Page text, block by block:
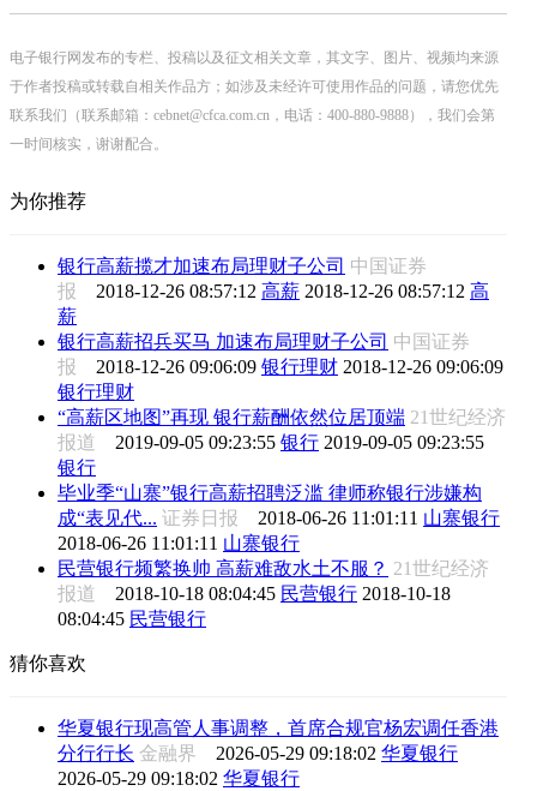
电子银行网发布的专栏、投稿以及征文相关文章，其文字、图片、视频均来源
于作者投稿或转载自相关作品方；如涉及未经许可使用作品的问题，请您优先
联系我们（联系邮箱：cebnet@cfca.com.cn，电话：400-880-9888），我们会第
一时间核实，谢谢配合。
为你推荐
银行高薪揽才加速布局理财子公司 中国证券
报 2018-12-26 08:57:12 高薪 2018-12-26 08:57:12 高
薪
银行高薪招兵买马 加速布局理财子公司 中国证券
报 2018-12-26 09:06:09 银行理财 2018-12-26 09:06:09
银行理财
“高薪区地图”再现 银行薪酬依然位居顶端 21世纪经济
报道 2019-09-05 09:23:55 银行 2019-09-05 09:23:55
银行
毕业季“山寨”银行高薪招聘泛滥 律师称银行涉嫌构
成“表见代... 证券日报 2018-06-26 11:01:11 山寨银行
2018-06-26 11:01:11 山寨银行
民营银行频繁换帅 高薪难敌水土不服？ 21世纪经济
报道 2018-10-18 08:04:45 民营银行 2018-10-18
08:04:45 民营银行
猜你喜欢
华夏银行现高管人事调整，首席合规官杨宏调任香港
分行行长 金融界 2026-05-29 09:18:02 华夏银行
2026-05-29 09:18:02 华夏银行